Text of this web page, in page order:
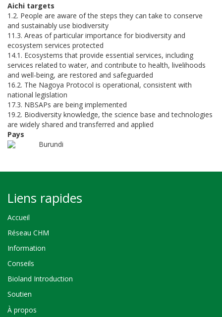
Aichi targets
1.2. People are aware of the steps they can take to conserve
and sustainably use biodiversity
11.3. Areas of particular importance for biodiversity and
ecosystem services protected
14.1. Ecosystems that provide essential services, including
services related to water, and contribute to health, livelihoods
and well-being, are restored and safeguarded
16.2. The Nagoya Protocol is operational, consistent with
national legislation
17.3. NBSAPs are being implemented
19.2. Biodiversity knowledge, the science base and technologies
are widely shared and transferred and applied
Pays
Burundi
Liens rapides
Accueil
Réseau CHM
Information
Conseils
Bioland Introduction
Soutien
À propos